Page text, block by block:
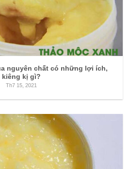
nguyên chất có những lợi ích,
kiêng kị gì?
Th7 15, 2021